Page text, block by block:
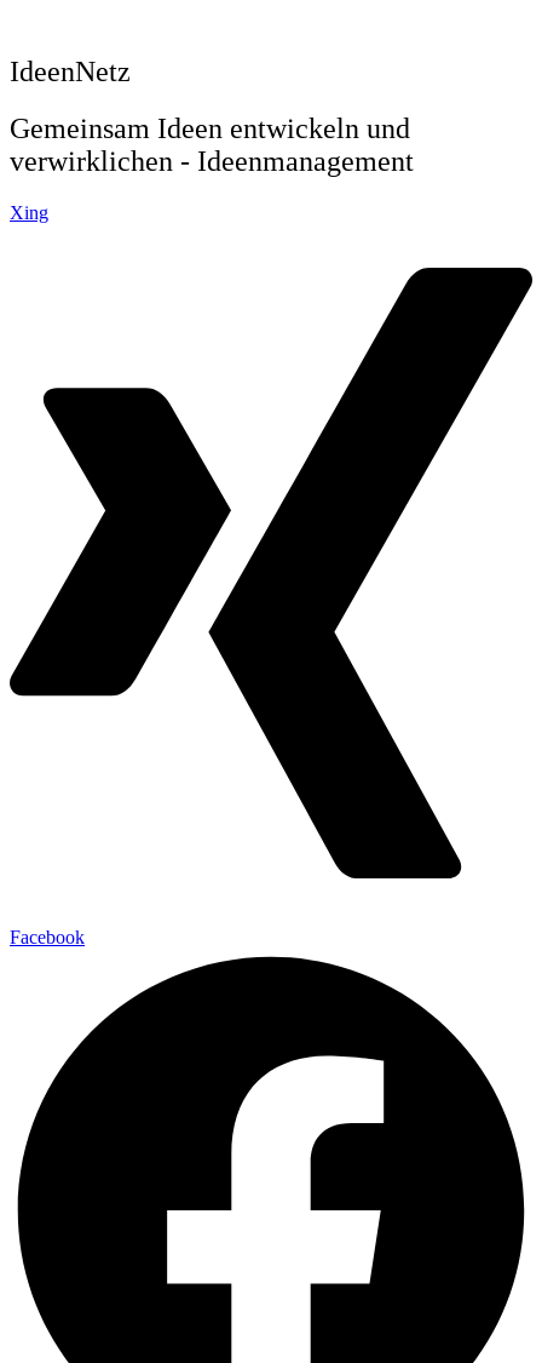
IdeenNetz
Gemeinsam Ideen entwickeln und
verwirklichen - Ideenmanagement
Xing
Facebook